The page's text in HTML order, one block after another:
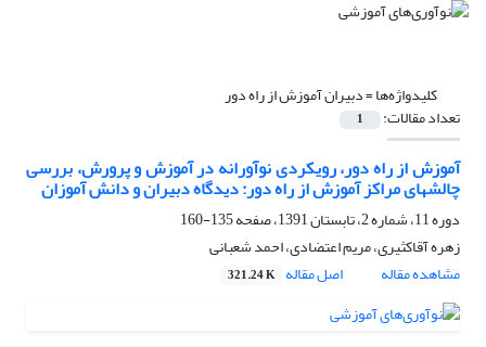
کلیدواژه‌ها =دبیران آموزش از راه دور
تعداد مقالات: 1
آموزش از راه دور، رویکردی نوآورانه در آموزش و پرورش، بررسی
چالشهای مراکز آموزش از راه دور: دیدگاه دبیران و دانش آموزان
دوره 11، شماره 2، تابستان 1391، صفحه
135-160
زهره آقاکثیری، مریم اعتضادی، احمد شعبانی
مشاهده مقاله
اصل مقاله 321.24 K